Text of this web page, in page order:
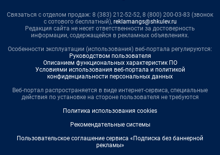
Связаться с отделом продаж: 8 (383) 212-52-52, 8 (800) 200-03-83 (звонок
с сотового бесплатный), reklamangs@shkulev.ru
Редакция сайта не несет ответственности за достоверность
информации, содержащейся в рекламных объявлениях.
Особенности эксплуатации (использования) веб-портала регулируются:
Руководством пользователя
Описанием функциональных характеристик ПО
Условиями использования веб-портала и политикой
конфиденциальности персональных данных
Веб-портал распространяется в виде интернет-сервиса, специальные
действия по установке на стороне пользователя не требуются
Политика использования cookies
Рекомендательные системы
Пользовательское соглашение сервиса «Подписка без баннерной
рекламы»